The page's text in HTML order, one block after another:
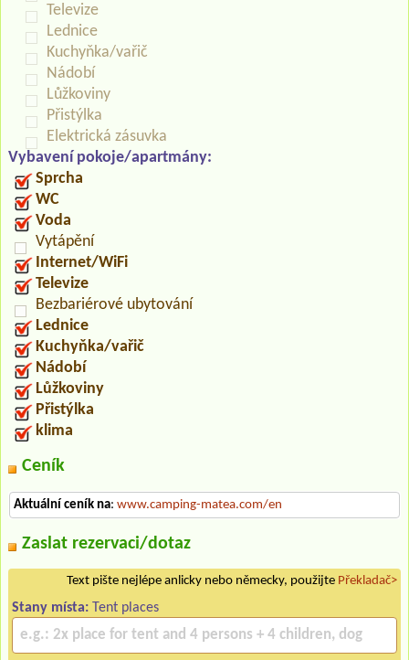
Televize
Lednice
Kuchyňka/vařič
Nádobí
Lůžkoviny
Přistýlka
Elektrická zásuvka
Vybavení pokoje/apartmány:
Sprcha
WC
Voda
Vytápění
Internet/WiFi
Televize
Bezbariérové ubytování
Lednice
Kuchyňka/vařič
Nádobí
Lůžkoviny
Přistýlka
klima
Ceník
Aktuální ceník na: www.camping-matea.com/en
Zaslat rezervaci/dotaz
Text pište nejlépe anlicky nebo německy, použijte Překladač>
Stany místa: Tent places